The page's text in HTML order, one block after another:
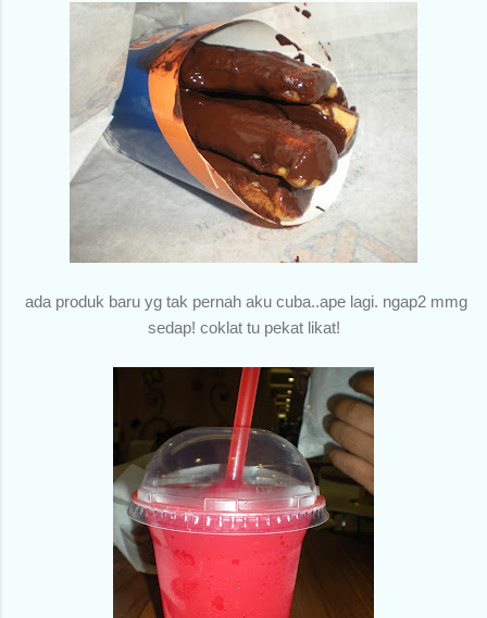
ada produk baru yg tak pernah aku cuba..ape lagi. ngap2 mmg
sedap! coklat tu pekat likat!